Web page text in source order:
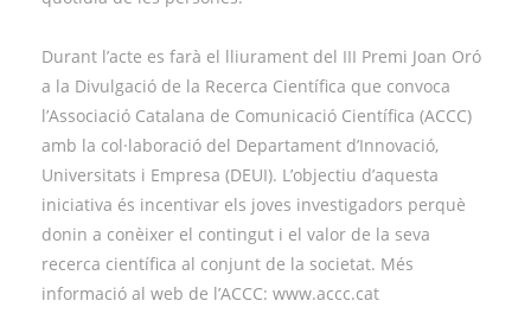
Durant l’acte es farà el lliurament del III Premi Joan Oró
a la Divulgació de la Recerca Científica que convoca
l’Associació Catalana de Comunicació Científica (ACCC)
amb la col·laboració del Departament d’Innovació,
Universitats i Empresa (DEUI). L’objectiu d’aquesta
iniciativa és incentivar els joves investigadors perquè
donin a conèixer el contingut i el valor de la seva
recerca científica al conjunt de la societat. Més
informació al web de l’ACCC: www.accc.cat